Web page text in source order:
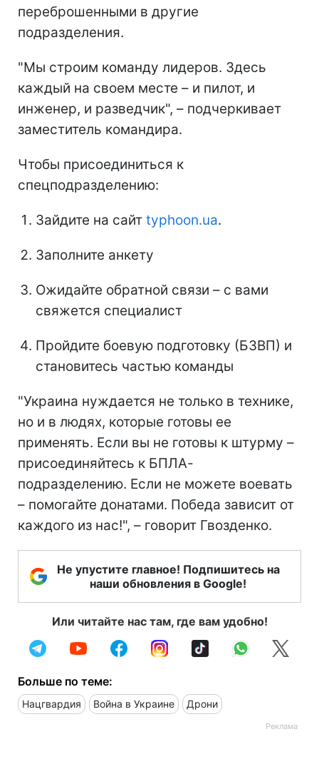
переброшенными в другие
подразделения.
"Мы строим команду лидеров. Здесь
каждый на своем месте – и пилот, и
инженер, и разведчик", – подчеркивает
заместитель командира.
Чтобы присоединиться к
спецподразделению:
Зайдите на сайт typhoon.ua.
Заполните анкету
Ожидайте обратной связи – с вами
свяжется специалист
Пройдите боевую подготовку (БЗВП) и
становитесь частью команды
"Украина нуждается не только в технике,
но и в людях, которые готовы ее
применять. Если вы не готовы к штурму –
присоединяйтесь к БПЛА-
подразделению. Если не можете воевать
– помогайте донатами. Победа зависит от
каждого из нас!", – говорит Гвозденко.
Не упустите главное! Подпишитесь на
наши обновления в Google!
Или читайте нас там, где вам удобно!
Больше по теме:
Нацгвардия Война в Украине Дрони